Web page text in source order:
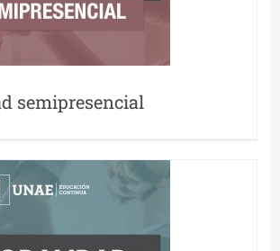
semipresencial